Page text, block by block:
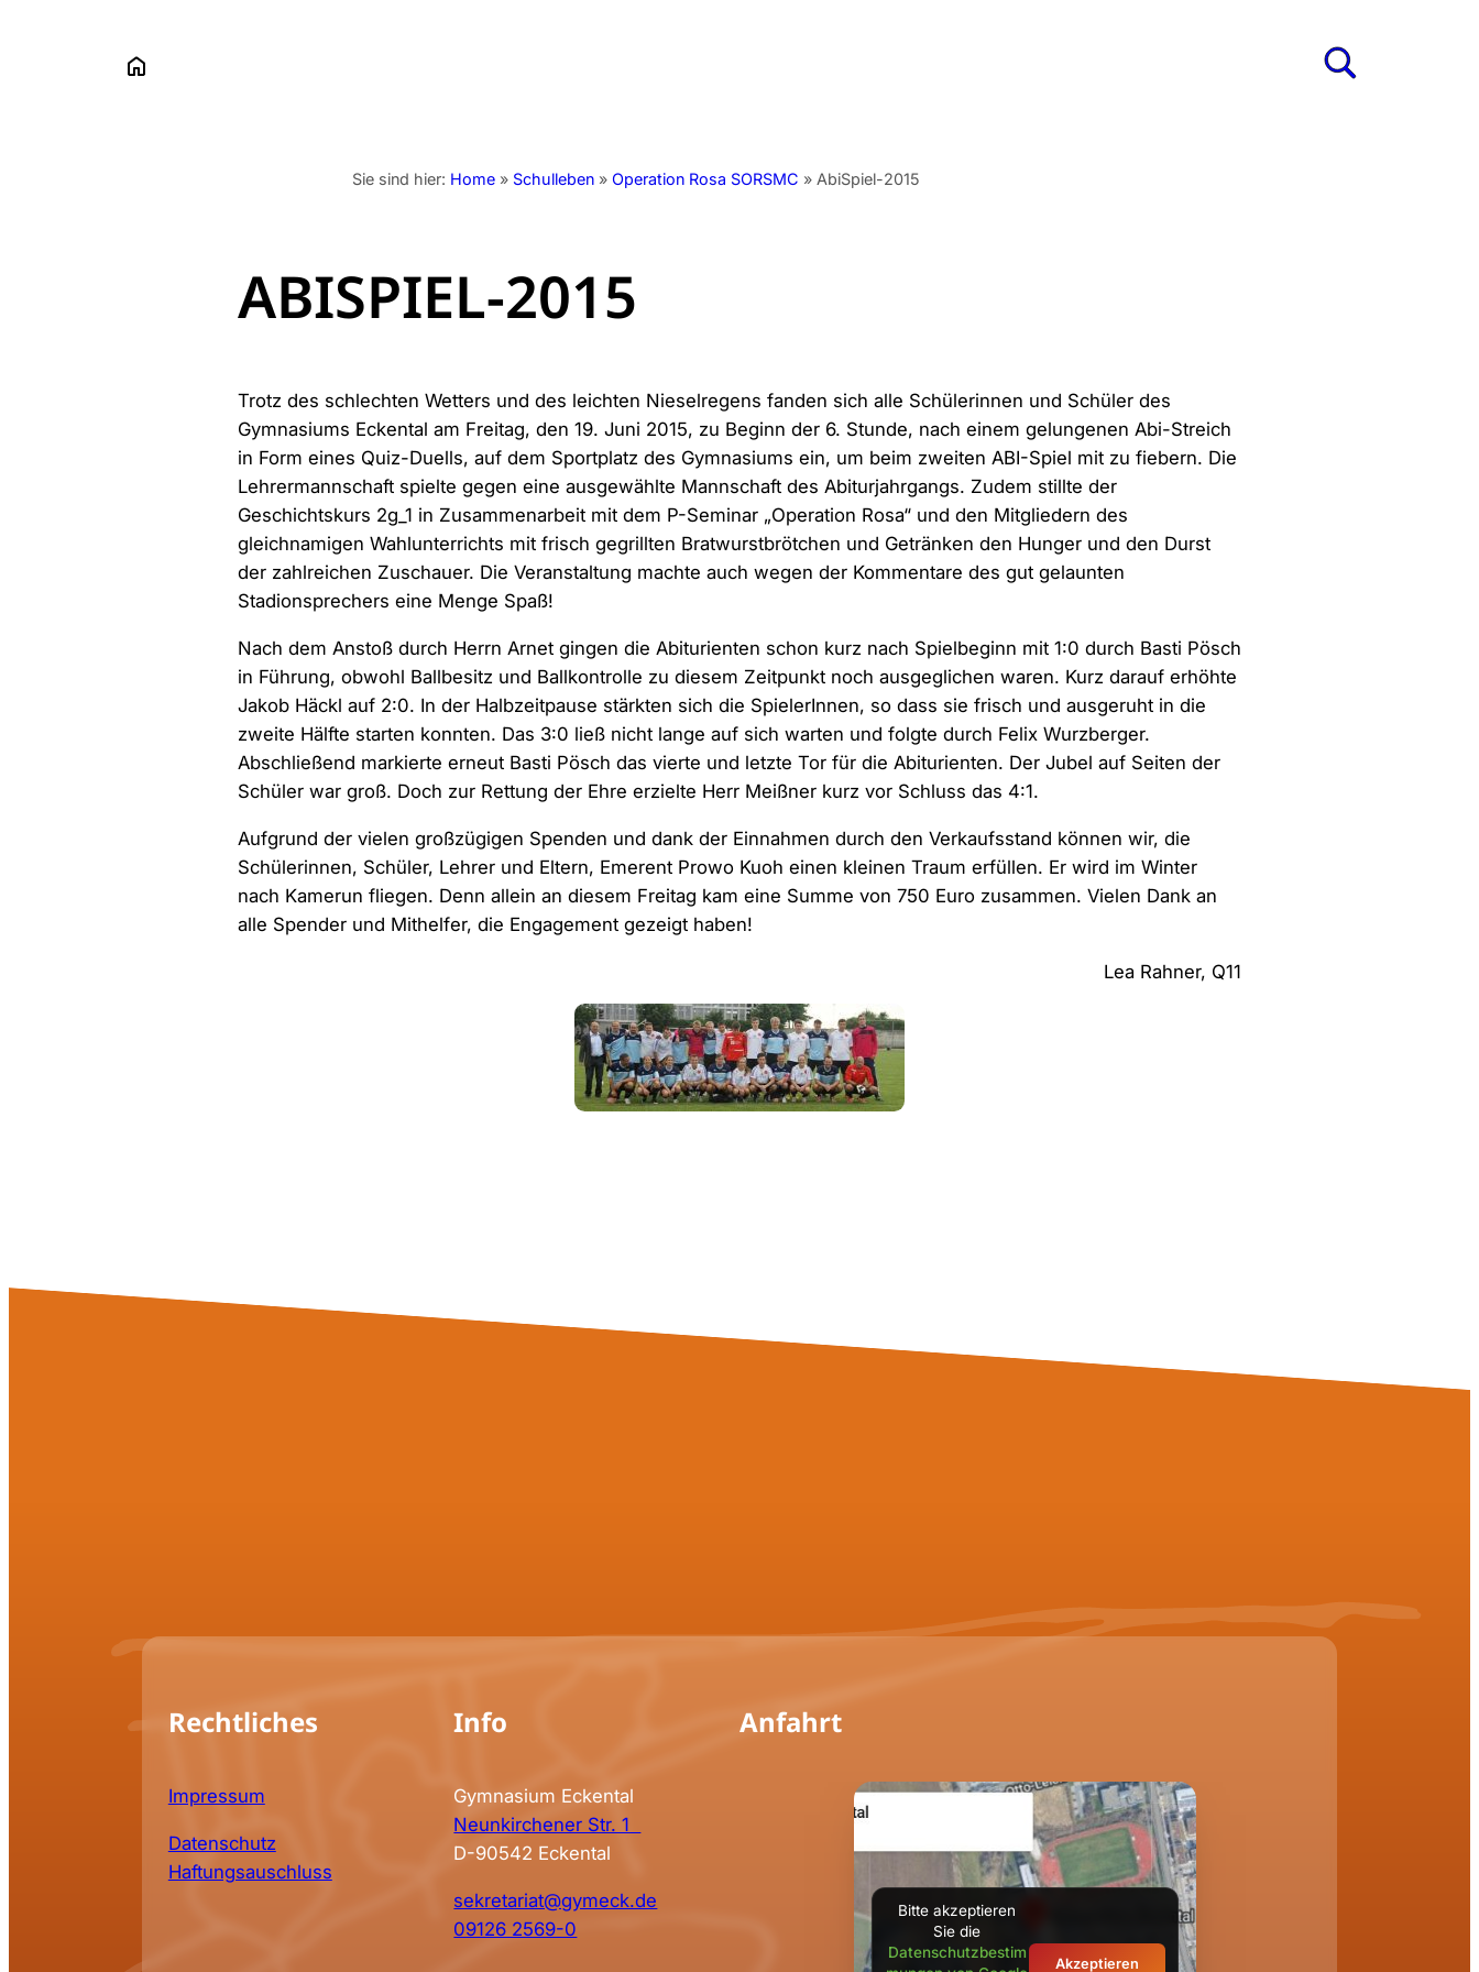
Sie sind hier: Home » Schulleben » Operation Rosa SORSMC » AbiSpiel-2015
ABISPIEL-2015
Trotz des schlechten Wetters und des leichten Nieselregens fanden sich alle Schülerinnen und Schüler des
Gymnasiums Eckental am Freitag, den 19. Juni 2015, zu Beginn der 6. Stunde, nach einem gelungenen Abi-Streich
in Form eines Quiz-Duells, auf dem Sportplatz des Gymnasiums ein, um beim zweiten ABI-Spiel mit zu fiebern. Die
Lehrermannschaft spielte gegen eine ausgewählte Mannschaft des Abiturjahrgangs. Zudem stillte der
Geschichtskurs 2g_1 in Zusammenarbeit mit dem P-Seminar „Operation Rosa“ und den Mitgliedern des
gleichnamigen Wahlunterrichts mit frisch gegrillten Bratwurstbrötchen und Getränken den Hunger und den Durst
der zahlreichen Zuschauer. Die Veranstaltung machte auch wegen der Kommentare des gut gelaunten
Stadionsprechers eine Menge Spaß!
Nach dem Anstoß durch Herrn Arnet gingen die Abiturienten schon kurz nach Spielbeginn mit 1:0 durch Basti Pösch
in Führung, obwohl Ballbesitz und Ballkontrolle zu diesem Zeitpunkt noch ausgeglichen waren. Kurz darauf erhöhte
Jakob Häckl auf 2:0. In der Halbzeitpause stärkten sich die SpielerInnen, so dass sie frisch und ausgeruht in die
zweite Hälfte starten konnten. Das 3:0 ließ nicht lange auf sich warten und folgte durch Felix Wurzberger.
Abschließend markierte erneut Basti Pösch das vierte und letzte Tor für die Abiturienten. Der Jubel auf Seiten der
Schüler war groß. Doch zur Rettung der Ehre erzielte Herr Meißner kurz vor Schluss das 4:1.
Aufgrund der vielen großzügigen Spenden und dank der Einnahmen durch den Verkaufsstand können wir, die
Schülerinnen, Schüler, Lehrer und Eltern, Emerent Prowo Kuoh einen kleinen Traum erfüllen. Er wird im Winter
nach Kamerun fliegen. Denn allein an diesem Freitag kam eine Summe von 750 Euro zusammen. Vielen Dank an
alle Spender und Mithelfer, die Engagement gezeigt haben!
Lea Rahner, Q11
Rechtliches
Impressum
Datenschutz
Haftungsauschluss
Info
Gymnasium Eckental
Neunkirchener Str. 1
D-90542 Eckental
sekretariat@gymeck.de
09126 2569-0
Anfahrt
Bitte akzeptieren
Sie die
Datenschutzbestim
Akzeptieren